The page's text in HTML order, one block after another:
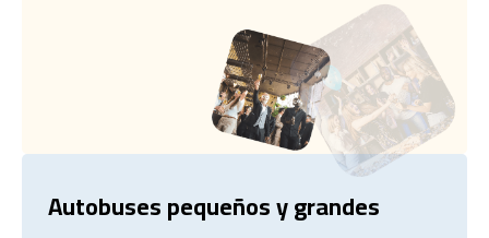
Autobuses pequeños y grandes